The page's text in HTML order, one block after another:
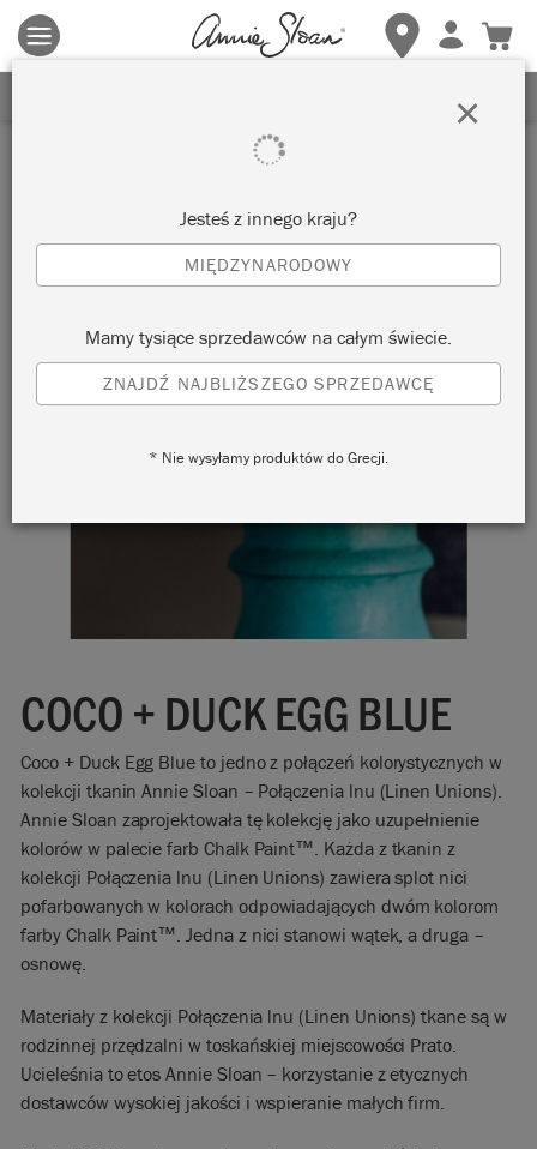
Obowiązują zasady i warunki. Kliknij tutaj
aby uzyskać więcej
szczegółów.
COCO + DUCK EGG BLUE
Coco + Duck Egg Blue to jedno z połączeń kolorystycznych w
kolekcji tkanin Annie Sloan – Połączenia lnu (Linen Unions).
Annie Sloan zaprojektowała tę kolekcję jako uzupełnienie
kolorów w palecie farb Chalk Paint™. Każda z tkanin z
kolekcji Połączenia lnu (Linen Unions) zawiera splot nici
pofarbowanych w kolorach odpowiadających dwóm kolorom
farby Chalk Paint™. Jedna z nici stanowi wątek, a druga –
osnowę.
Materiały z kolekcji Połączenia lnu (Linen Unions) tkane są w
rodzinnej przędzalni w toskańskiej miejscowości Prato.
Ucieleśnia to etos Annie Sloan – korzystanie z etycznych
dostawców wysokiej jakości i wspieranie małych firm.
Jesteś z innego kraju?
MIĘDZYNARODOWY
Mamy tysiące sprzedawców na całym świecie.
ZNAJDŹ NAJBLIŻSZEGO SPRZEDAWCĘ
* Nie wysyłamy produktów do Grecji.
×